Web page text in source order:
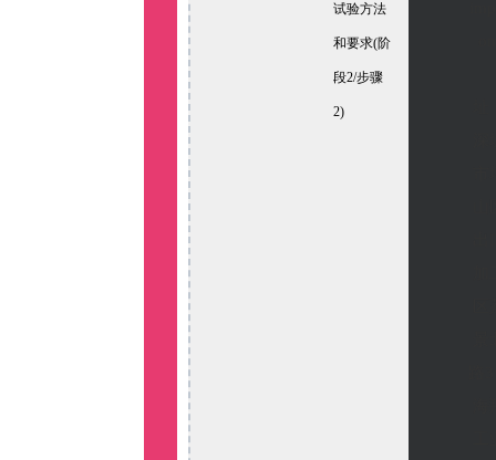
试验方法
和要求(阶
段2/步骤
2)